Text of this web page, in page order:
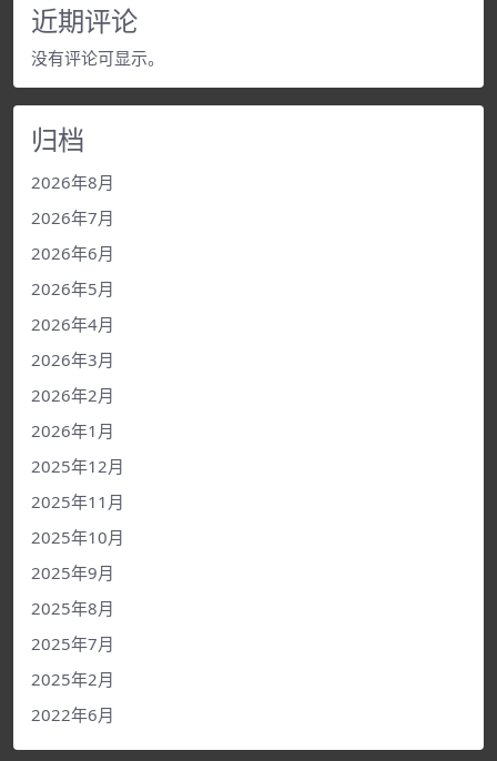
近期评论
没有评论可显示。
归档
2026年8月
2026年7月
2026年6月
2026年5月
2026年4月
2026年3月
2026年2月
2026年1月
2025年12月
2025年11月
2025年10月
2025年9月
2025年8月
2025年7月
2025年2月
2022年6月